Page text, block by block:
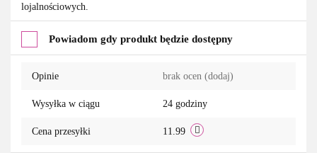
lojalnościowych.
Powiadom gdy produkt będzie dostępny
Opinie brak ocen (dodaj)
Wysyłka w ciągu 24 godziny
Cena przesyłki 11.99